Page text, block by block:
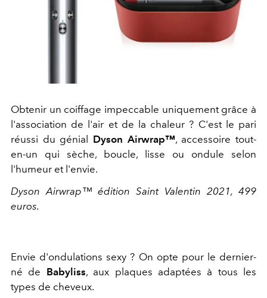
Obtenir un coiffage impeccable uniquement grâce à
l'association de l'air et de la chaleur ? C'est le pari
réussi du génial Dyson Airwrap™, accessoire tout-
en-un qui sèche, boucle, lisse ou ondule selon
l'humeur et l'envie.
Dyson Airwrap™ édition Saint Valentin 2021, 499
euros.
Envie d'ondulations sexy ? On opte pour le dernier-
né de Babyliss, aux plaques adaptées à tous les
types de cheveux.